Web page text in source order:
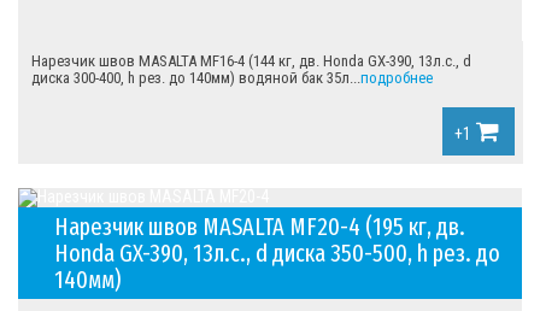
Нарезчик швов MASALTA MF16-4 (144 кг, дв. Honda GX-390, 13л.с., d
диска 300-400, h рез. до 140мм) водяной бак 35л... подробнее
+1
Нарезчик швов MASALTA MF20-4 (195 кг, дв.
Honda GX-390, 13л.с., d диска 350-500, h рез. до
140мм)